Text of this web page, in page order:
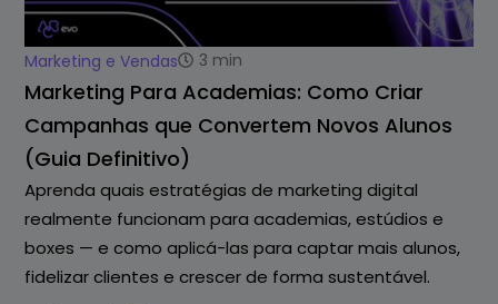
Marketing e Vendas 3 min
Marketing Para Academias: Como Criar
Campanhas que Convertem Novos Alunos
(Guia Definitivo)
Aprenda quais estratégias de marketing digital
realmente funcionam para academias, estúdios e
boxes — e como aplicá-las para captar mais alunos,
fidelizar clientes e crescer de forma sustentável.